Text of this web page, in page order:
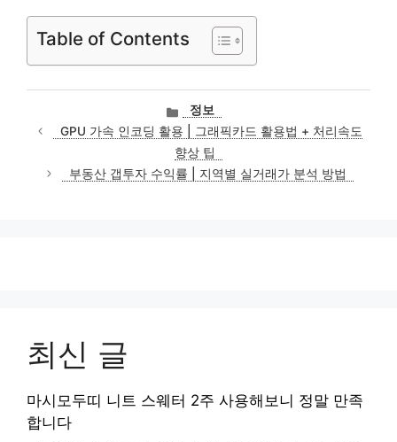
Table of Contents
카
테
고
리
정보
GPU 가속 인코딩 활용 | 그래픽카드 활용법 + 처리속도
향상 팁
부동산 갭투자 수익률 | 지역별 실거래가 분석 방법
최신 글
마시모두띠 니트 스웨터 2주 사용해보니 정말 만족
합니다